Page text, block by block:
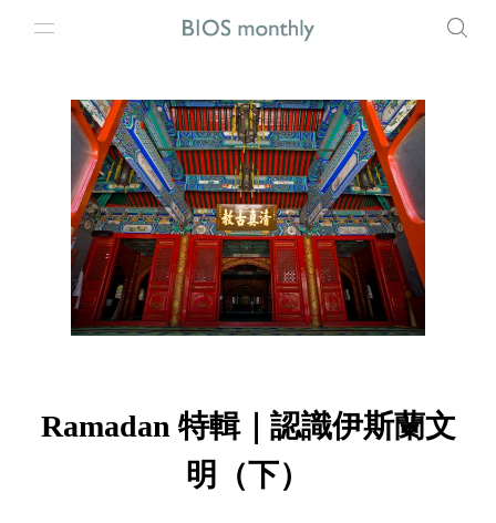
Ramadan 特輯｜認識伊斯蘭文
明（下）